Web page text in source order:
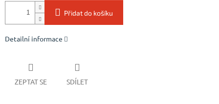
Přidat do košíku
Detailní informace
ZEPTAT SE SDÍLET